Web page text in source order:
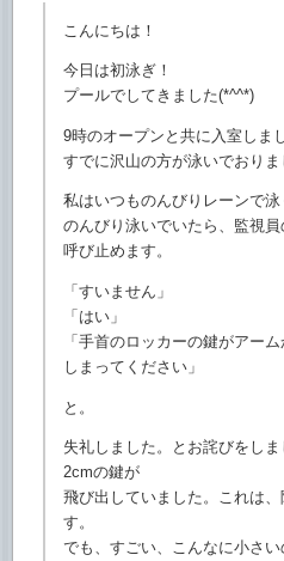
こんにちは！
今日は初泳ぎ！
プールでしてきました(*^^*)
9時のオープンと共に入室しま
すでに沢山の方が泳いでおりま
私はいつものんびりレーンで泳
のんびり泳いでいたら、監視員
呼び止めます。
「すいません」
「はい」
「手首のロッカーの鍵がアー
しまってください」
と。
失礼しました。とお詫びをしま
2cmの鍵が
飛び出していました。これは
す。
でも、すごい、 こんなに小さ